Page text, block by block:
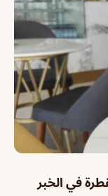
في الخبر